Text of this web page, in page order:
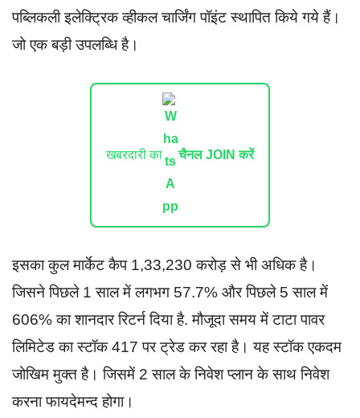
पब्लिकली इलेक्ट्रिक व्हीकल चार्जिंग पॉइंट स्थापित किये गये हैं।
जो एक बड़ी उपलब्धि है।
खबरदारी का चैनल JOIN करें
इसका कुल मार्केट कैप 1,33,230 करोड़ से भी अधिक है।
जिसने पिछले 1 साल में लगभग 57.7% और पिछले 5 साल में
606% का शानदार रिटर्न दिया है. मौजूदा समय में टाटा पावर
लिमिटेड का स्टॉक 417 पर ट्रेड कर रहा है। यह स्टॉक एकदम
जोखिम मुक्त है। जिसमें 2 साल के निवेश प्लान के साथ निवेश
करना फायदेमन्द होगा।